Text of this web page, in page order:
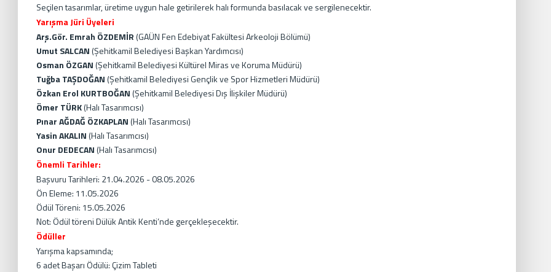
Seçilen tasarımlar, üretime uygun hale getirilerek halı formunda basılacak ve sergilenecektir.
Yarışma Jüri Üyeleri
Arş.Gör. Emrah ÖZDEMİR (GAÜN Fen Edebiyat Fakültesi Arkeoloji Bölümü)
Umut SALCAN (Şehitkamil Belediyesi Başkan Yardımcısı)
Osman ÖZGAN (Şehitkamil Belediyesi Kültürel Miras ve Koruma Müdürü)
Tuğba TAŞDOĞAN (Şehitkamil Belediyesi Gençlik ve Spor Hizmetleri Müdürü)
Özkan Erol KURTBOĞAN (Şehitkamil Belediyesi Dış İlişkiler Müdürü)
Ömer TÜRK(Halı Tasarımcısı)
Pınar AĞDAĞ ÖZKAPLAN (Halı Tasarımcısı)
Yasin AKALIN (Halı Tasarımcısı)
Onur DEDECAN (Halı Tasarımcısı)
Önemli Tarihler:
Başvuru Tarihleri: 21.04.2026 - 08.05.2026
Ön Eleme: 11.05.2026
Ödül Töreni: 15.05.2026
Not: Ödül töreni Dülük Antik Kenti’nde gerçekleşecektir.
Ödüller
Yarışma kapsamında;
6 adet Başarı Ödülü: Çizim Tableti